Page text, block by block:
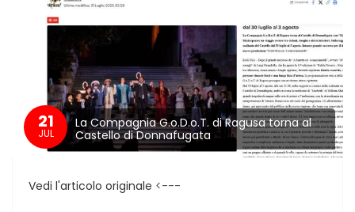
21
JUL
La Compagnia G.o.D.o.T. di Ragusa torna al
Castello di Donnafugata
Vedi l'articolo originale <---